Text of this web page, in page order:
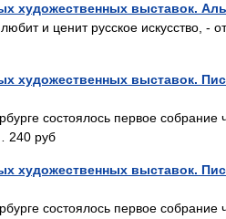
художественных выставок.
и ценит русское искусство, -
художественных выставок.
состоялось первое собрание
240 руб
художественных выставок.
состоялось первое собрание